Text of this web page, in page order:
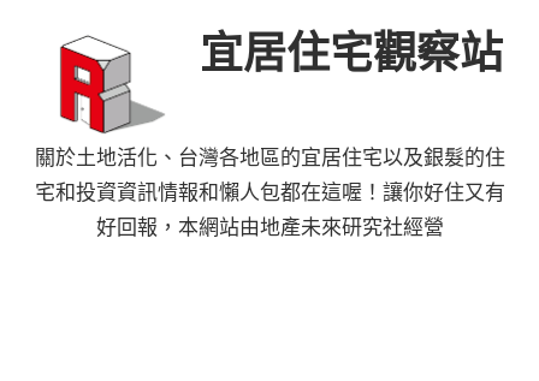
宜居住宅觀察站
關於土地活化、台灣各地區的宜居住宅以及銀髮的住
宅和投資資訊情報和懶人包都在這喔！讓你好住又有
好回報，本網站由地產未來研究社經營